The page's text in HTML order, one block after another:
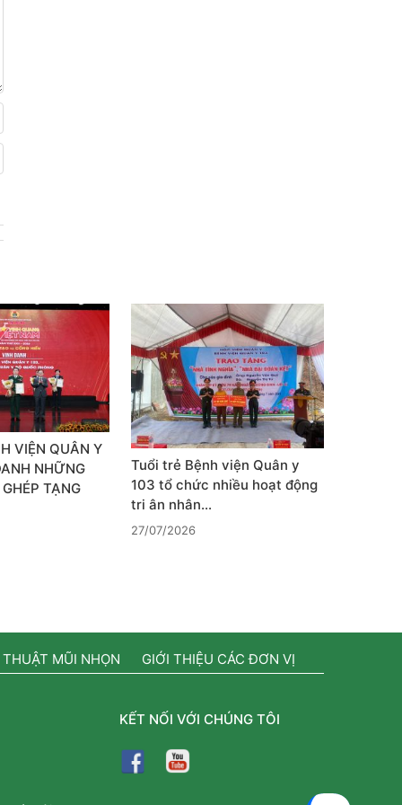
VIỆN QUÂN Y
NHỮNG
TẠNG
Tuổi trẻ Bệnh viện Quân y
103 tổ chức nhiều hoạt động
tri ân nhân…
27/07/2026
MŨI NHỌN GIỚI THIỆU CÁC ĐƠN VỊ
KẾT NỐI VỚI CHÚNG TÔI